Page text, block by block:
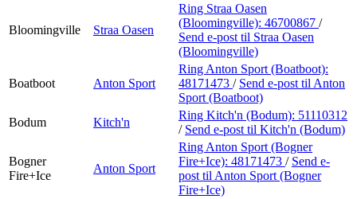
Bloomingville Straa Oasen
Ring Straa Oasen
(Bloomingville): 46700867 /
Send e-post til Straa Oasen
(Bloomingville)
Boatboot Anton Sport
Ring Anton Sport (Boatboot):
48171473 / Send e-post til Anton
Sport (Boatboot)
Bodum
Kitch'n
Ring Kitch'n (Bodum): 51110312
/ Send e-post til Kitch'n (Bodum)
Bogner
Fire+Ice
Anton Sport
Ring Anton Sport (Bogner
Fire+Ice): 48171473 / Send e-
post til Anton Sport (Bogner
Fire+Ice)